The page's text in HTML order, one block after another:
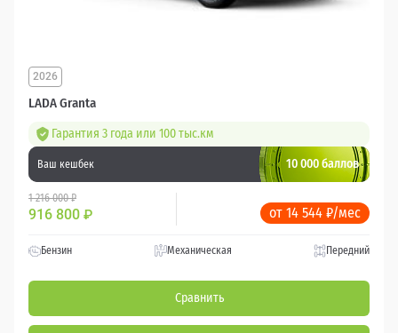
LADA Granta
2026
Гарантия 3 года или 100 тыс.км
Ваш кешбек 10 000 баллов
1 216 000 ₽
916 800 ₽ от 14 544 ₽/мес
Бензин Механическая Передний
Сравнить